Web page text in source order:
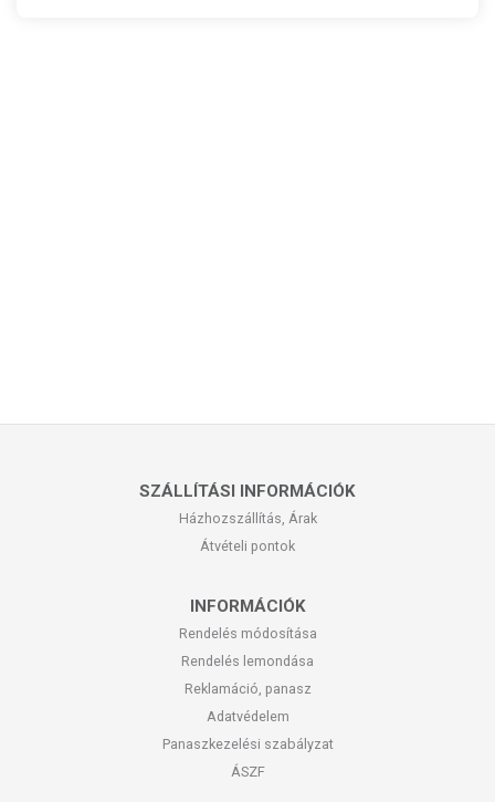
SZÁLLÍTÁSI INFORMÁCIÓK
Házhozszállítás, Árak
Átvételi pontok
INFORMÁCIÓK
Rendelés módosítása
Rendelés lemondása
Reklamáció, panasz
Adatvédelem
Panaszkezelési szabályzat
ÁSZF